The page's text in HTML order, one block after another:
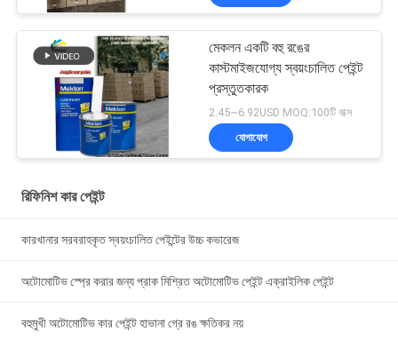
মেকলন একটি বহু রঙের
কাস্টমাইজযোগ্য স্বয়ংচালিত পেইন্ট
প্রস্তুতকারক
2.45~6.92USD MOQ:100টি বাক্স
যোগাযোগ
রিফিনিশ কার পেইন্ট
কারখানার সরবরাহকৃত স্বয়ংচালিত পেইন্টের উচ্চ কভারেজ
অটোমোটিভ স্প্রে করার জন্য প্রাক মিশ্রিত অটোমোটিভ পেইন্ট এক্রাইলিক পেইন্ট
বহুমুখী অটোমোটিভ কার পেইন্ট হাভানা গ্রে রঙ ক্ষতিকর নয়